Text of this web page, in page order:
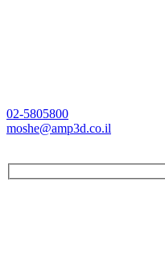
02-5805800
moshe@amp3d.co.il